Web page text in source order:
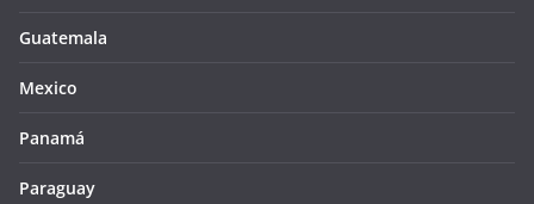
Guatemala
Mexico
Panamá
Paraguay